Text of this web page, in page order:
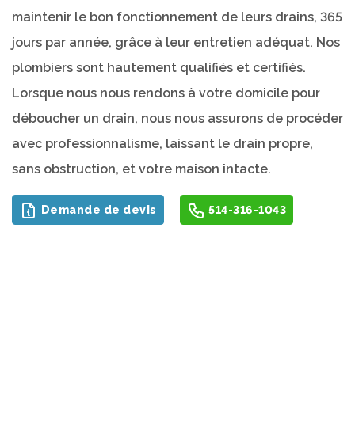
maintenir le bon fonctionnement de leurs drains, 365
jours par année, grâce à leur entretien adéquat. Nos
plombiers sont hautement qualifiés et certifiés.
Lorsque nous nous rendons à votre domicile pour
déboucher un drain, nous nous assurons de procéder
avec professionnalisme, laissant le drain propre,
sans obstruction, et votre maison intacte.
Demande de devis 514-316-1043